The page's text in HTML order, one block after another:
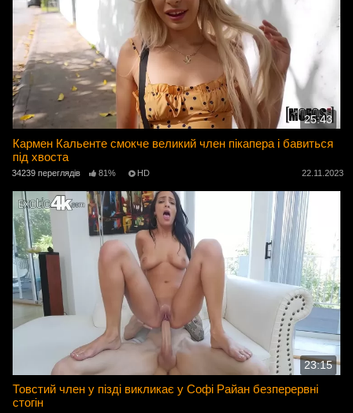
25:43
Кармен Кальенте смокче великий член пікапера і бавиться
під хвоста
34239 переглядів 81% HD 22.11.2023
23:15
Товстий член у пізді викликає у Софі Райан безперервні
стогін